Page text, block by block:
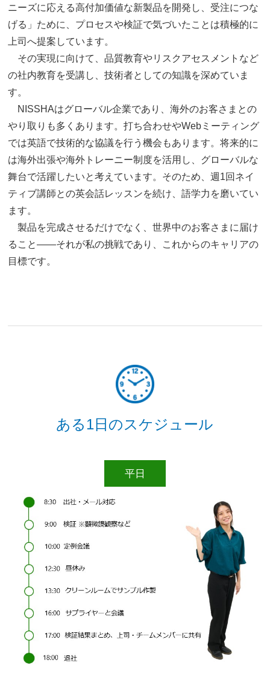
ニーズに応える高付加価値な新製品を開発し、受注につな
げる」ために、プロセスや検証で気づいたことは積極的に
上司へ提案しています。
その実現に向けて、品質教育やリスクアセスメントなど
の社内教育を受講し、技術者としての知識を深めていま
す。
NISSHAはグローバル企業であり、海外のお客さまとの
やり取りも多くあります。打ち合わせやWebミーティング
では英語で技術的な協議を行う機会もあります。将来的に
は海外出張や海外トレーニー制度を活用し、グローバルな
舞台で活躍したいと考えています。そのため、週1回ネイ
ティブ講師との英会話レッスンを続け、語学力を磨いてい
ます。
製品を完成させるだけでなく、世界中のお客さまに届け
ること——それが私の挑戦であり、これからのキャリアの
目標です。
ある1日のスケジュール
平日